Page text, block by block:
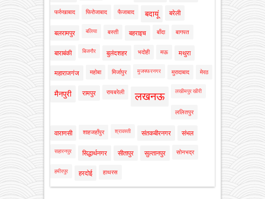
फर्रुखाबाद फिरोजाबाद फैजाबाद बदायूं बरेली
बलरामपुर बलिया बस्ती बहराइच बाँदा बागपत
बाराबंकी बिजनौर बुलंदशहर भदोही मऊ मथुरा
महाराजगंज महोबा मिर्जापुर मुजफ्फरनगर मुरादाबाद मेरठ
मैनपुरी रामपुर रायबरेली लखनऊ लखीमपुर खीरी
ललितपुर
वाराणसी शाहजहाँपुर श्रावस्ती संतकबीरनगर संभल
सहारनपुर सिद्धार्थनगर सीतापुर सुल्तानपुर सोनभद्र
हमीरपुर हरदोई हाथरस